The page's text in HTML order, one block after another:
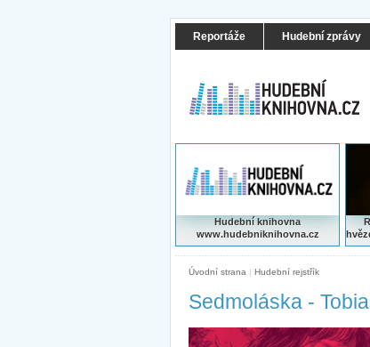
Reportáže Hudební zprávy
Hudební knihovna
www.hudebniknihovna.cz
Úvodní strana | Hudební rejstřík
Sedmoláska -